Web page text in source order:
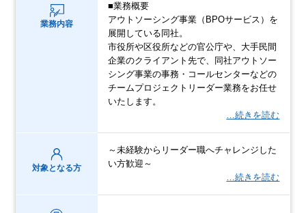
業務内容
■業務概要
アウトソーシング事業（BPOサービス）を
展開している同社。
市役所や区役所などの官公庁や、大手民間
企業のクライアント先で、同社アウトソー
シング事業の事務・コールセンターなどの
チームプロジェクトリーダー業務をお任せ
いたします。
…続きを読む
対象となる方
～未経験からリーダー職へチャレンジした
い方歓迎～
…続きを読む